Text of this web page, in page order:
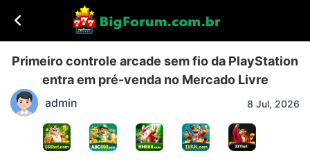
Primeiro controle arcade sem fio da PlayStation
entra em pré-venda no Mercado Livre
admin 8 Jul, 2026